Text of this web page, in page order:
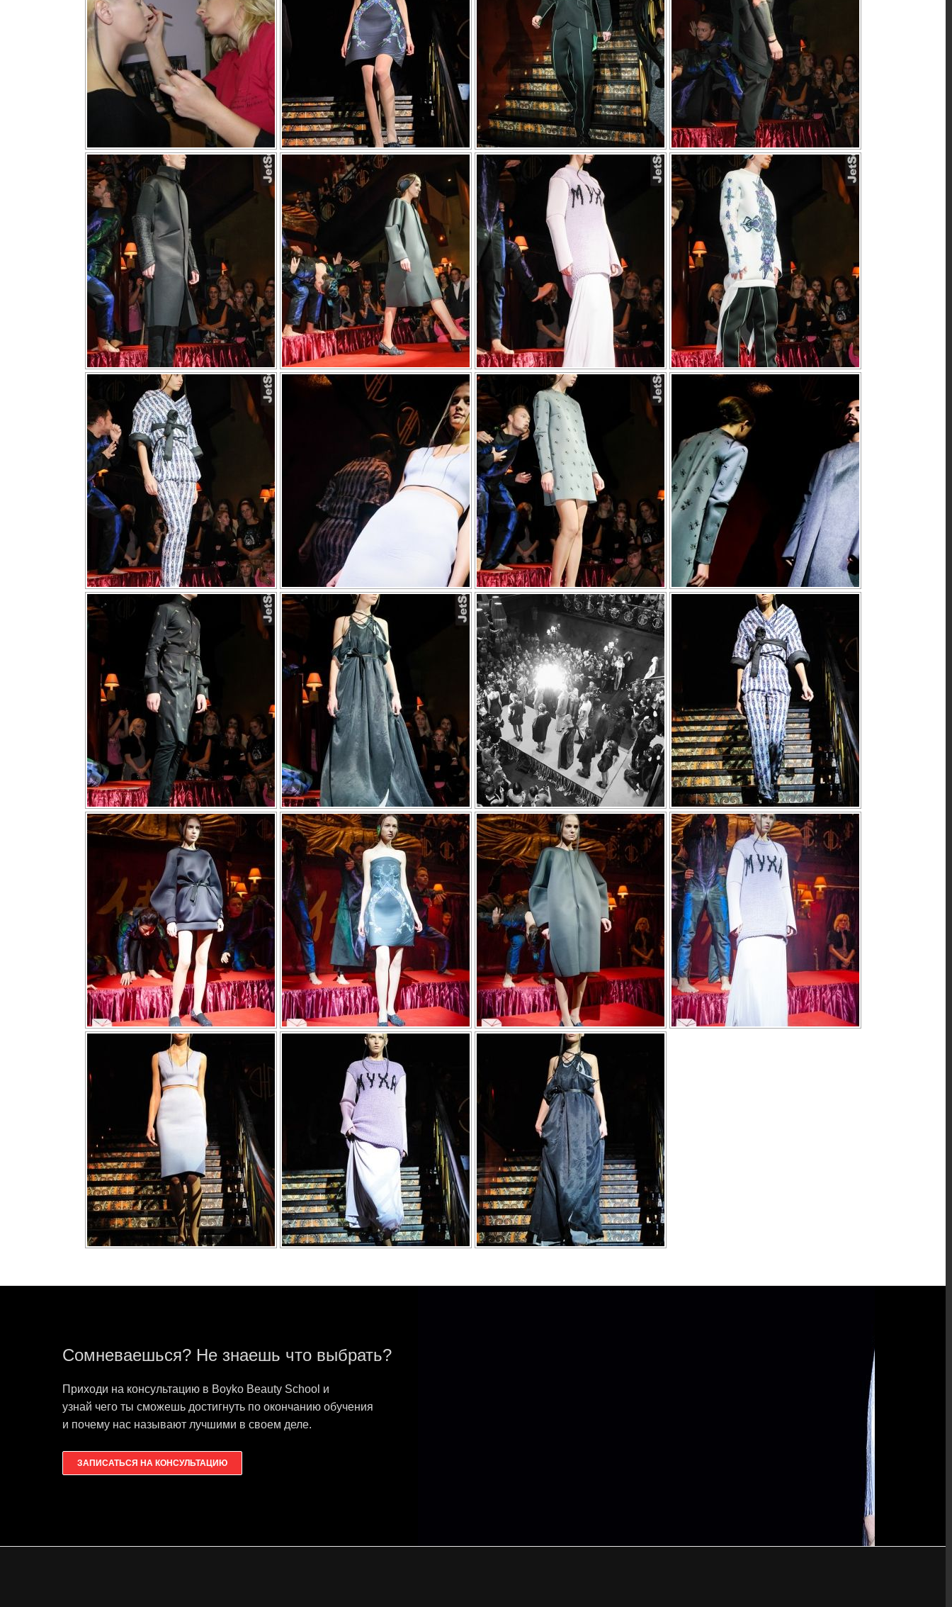
Сомневаешься? Не знаешь что выбрать?
Приходи на консультацию в Boyko Beauty School и
узнай чего ты сможешь достигнуть по окончанию обучения
и почему нас называют лучшими в своем деле.
ЗАПИСАТЬСЯ НА КОНСУЛЬТАЦИЮ